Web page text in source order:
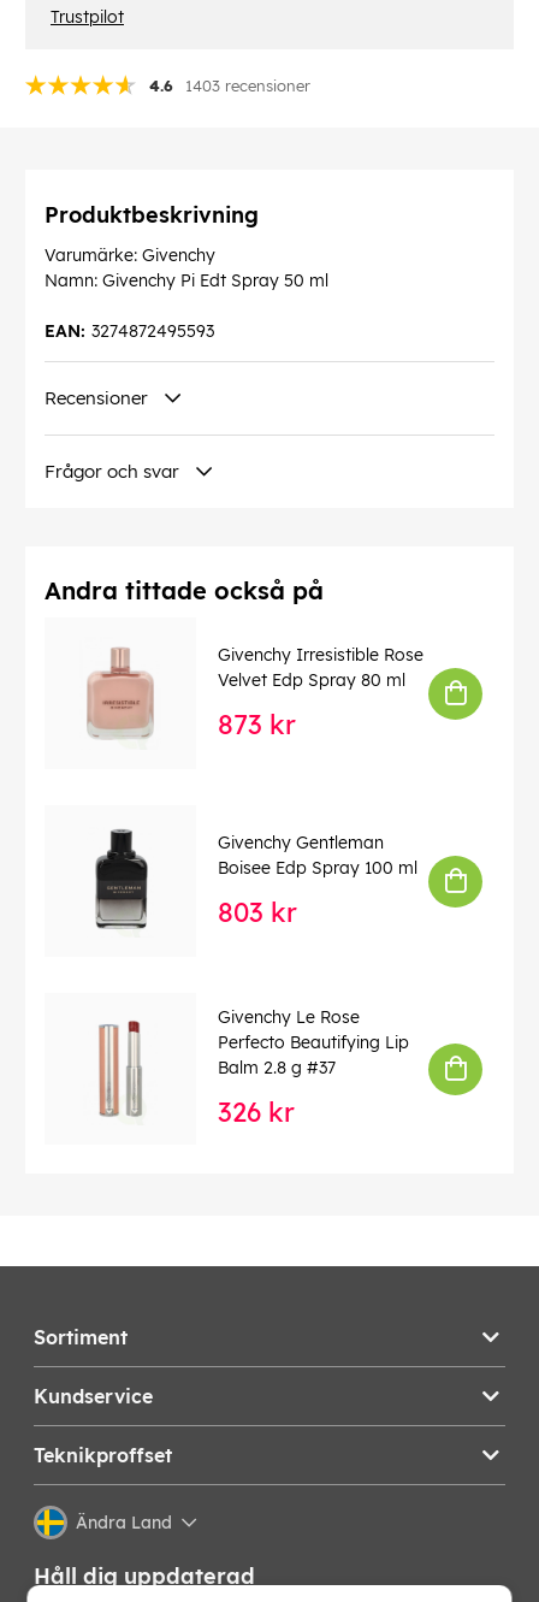
4.6 1403 recensioner
Trustpilot
Produktbeskrivning
Varumärke: Givenchy
Namn: Givenchy Pi Edt Spray 50 ml
3274872495593
EAN:
Recensioner
Frågor och svar
Andra tittade också på
Givenchy Irresistible Rose
Velvet Edp Spray 80 ml
873 kr
Givenchy Gentleman
Boisee Edp Spray 100 ml
803 kr
Givenchy Le Rose
Perfecto Beautifying Lip
Balm 2.8 g #37
326 kr
Sortiment
Kundservice
Teknikproffset
Ändra Land
Håll dig uppdaterad